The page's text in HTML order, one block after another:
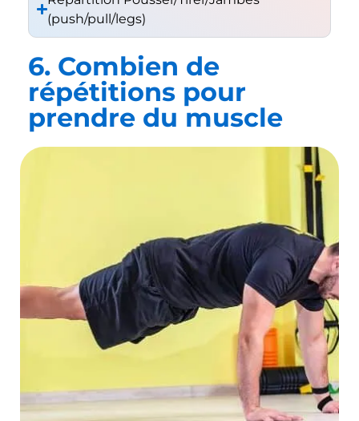
(push/pull/legs)
6. Combien de
répétitions pour
prendre du muscle